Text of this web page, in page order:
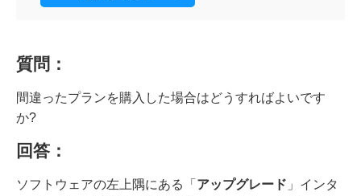
質問：
間違ったプランを購入した場合はどうすればよいです
か?
回答：
ソフトウェアの左上隅にある「 アップグレード 」インタ